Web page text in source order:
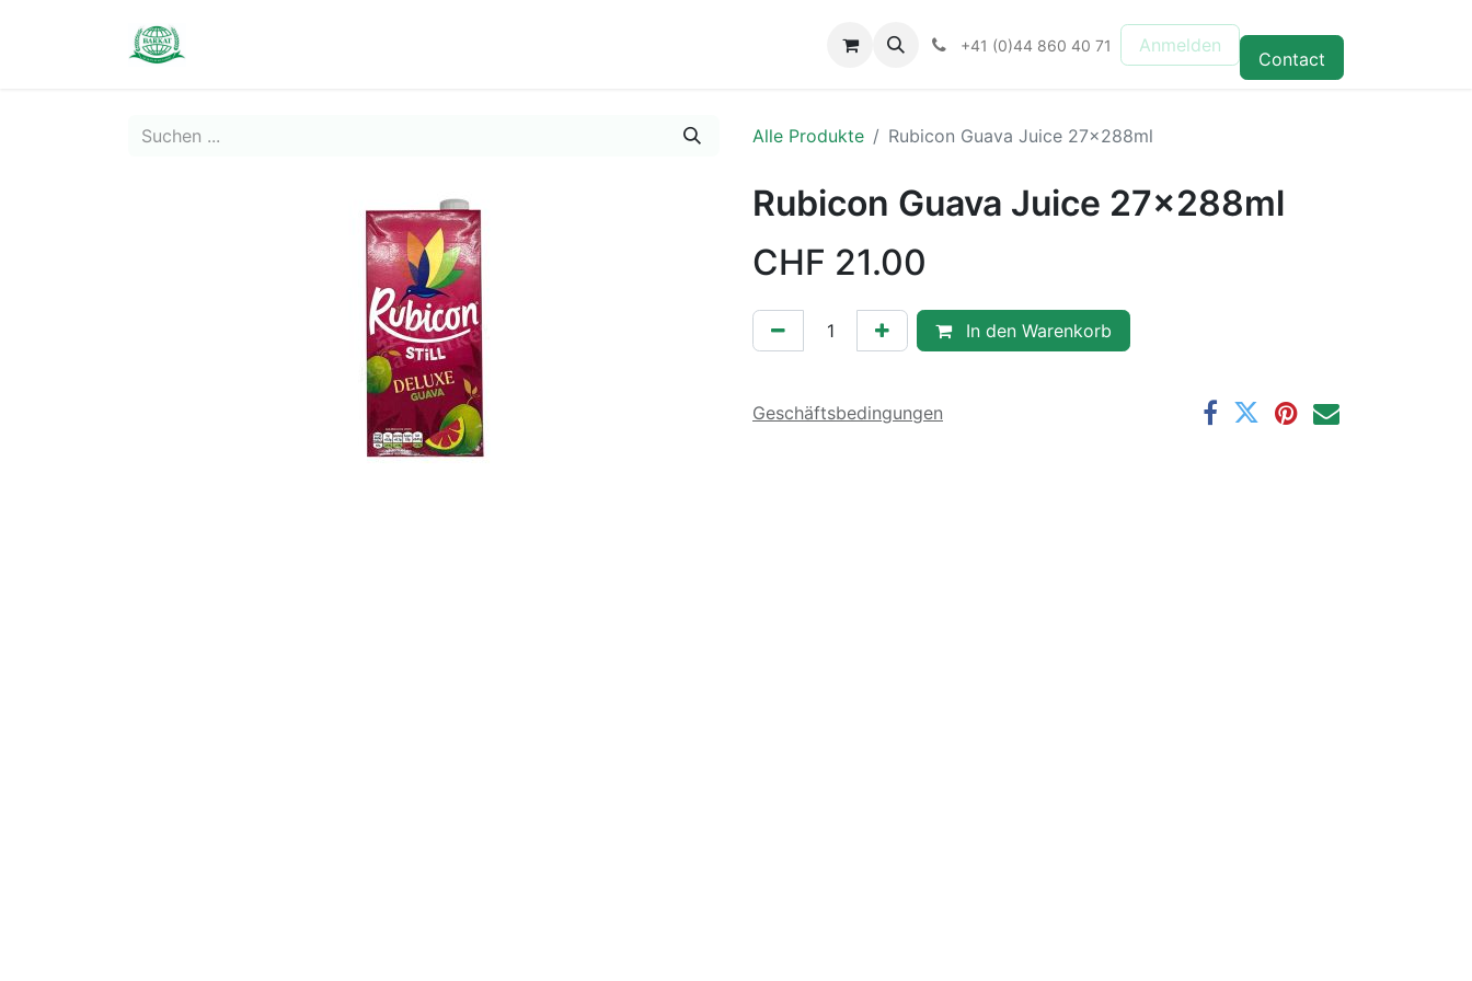
+41 (0)44 860 40 71 Anmelden
Contact
Alle Produkte Rubicon Guava Juice 27x288ml
Rubicon Guava Juice 27x288ml
CHF 21.00
In den Warenkorb
Geschäftsbedingungen